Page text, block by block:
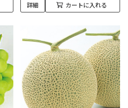
詳細 カートに入れる